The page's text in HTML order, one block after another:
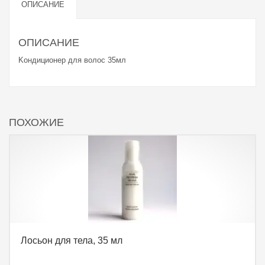
OПИСАНИЕ
OПИСАНИЕ
Kондиционер для волос 35мл
ПОХОЖИЕ
Лосьон для тела, 35 мл